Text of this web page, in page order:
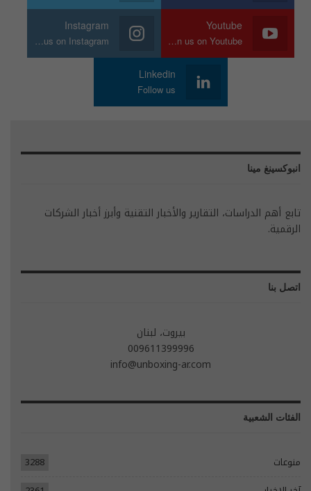
Youtube
Join us on Youtube
Instagram
Join us on Instagram
Linkedin
Follow us
انبوكسينغ مينا
تابع أهم الدراسات، التقارير والأخبار التقنية وأبرز أخبار الشركات
الرقمية.
اتصل بنا
بيروت، لبنان
009611399996
info@unboxing-ar.com
الفئات الشعبية
منوعات
3288